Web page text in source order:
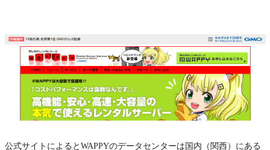
公式サイトによるとWAPPYのデータセンターは国内（関西）にある